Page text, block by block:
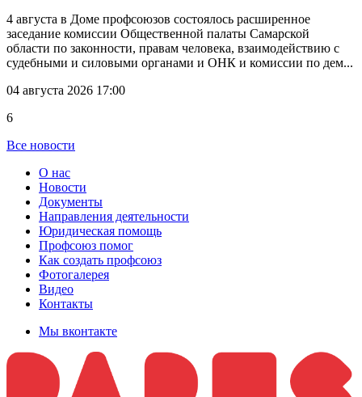
4 августа в Доме профсоюзов состоялось расширенное
заседание комиссии Общественной палаты Самарской
области по законности, правам человека, взаимодействию с
судебными и силовыми органами и ОНК и комиссии по дем...
04 августа 2026 17:00
6
Все новости
О нас
Новости
Документы
Направления деятельности
Юридическая помощь
Профсоюз помог
Как создать профсоюз
Фотогалерея
Видео
Контакты
Мы вконтакте